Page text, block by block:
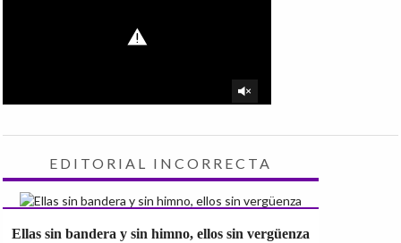
EDITORIAL INCORRECTA
Ellas sin bandera y sin himno, ellos sin vergüenza